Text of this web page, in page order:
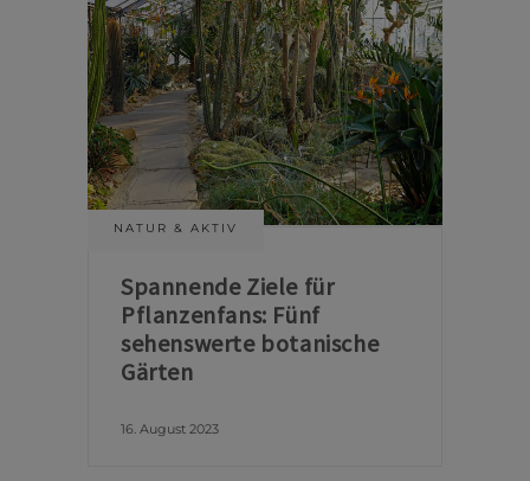
NATUR & AKTIV
Spannende Ziele für
Pflanzenfans: Fünf
sehenswerte botanische
Gärten
16. August 2023